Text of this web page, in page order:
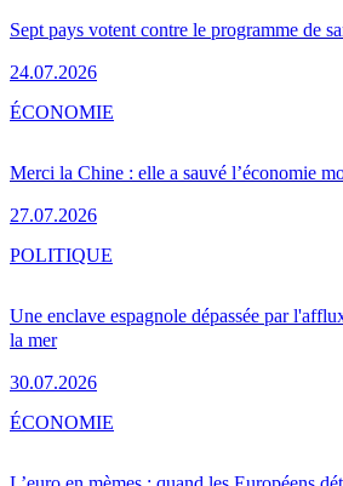
Sept pays votent contre le programme de
24.07.2026
Merci la Chine : elle a sauvé l’économie
27.07.2026
ÉCONOMIE
Une enclave espagnole dépassée par
la mer
30.07.2026
POLITIQUE
ÉCONOMIE